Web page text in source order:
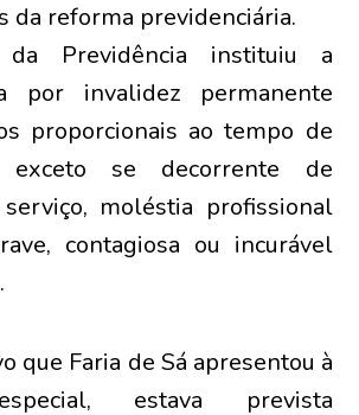
da reforma previdenciária.
Previdência instituiu a
por invalidez permanente
proporcionais ao tempo de
exceto se decorrente de
moléstia profissional
contagiosa ou incurável
que Faria de Sá apresentou à
estava prevista